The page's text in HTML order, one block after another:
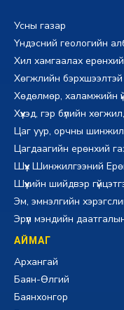
Усны газар
Үндэсний геологийн
Хил хамгаалах
Хөгжлийн бэрхшээлтэй
Хөдөлмөр, халамжийн
Хүүхэд, гэр бүлийн
Цаг уур, орчны
Цагдаагийн ерөнхий
Шүүх Шинжилгээний
Шүүхийн шийдвэр
Эм, эмнэлгийн
Эрүүл мэндийн
АЙМАГ
Архангай
Баян-Өлгий
Баянхонгор